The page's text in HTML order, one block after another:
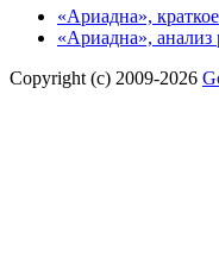
«Ариадна»,
«Ариадна», анализ
Copyright (c) 2009-2026